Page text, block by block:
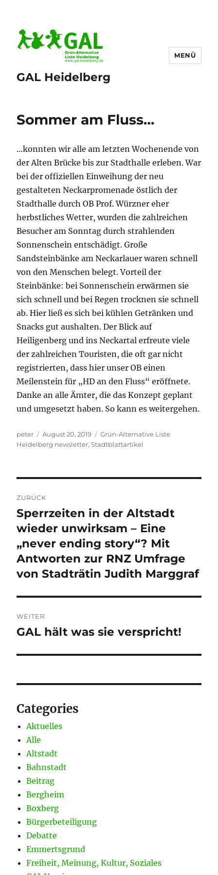
GAL Heidelberg
MENÜ
Sommer am Fluss…
…konnten wir alle am letzten Wochenende von
der Alten Brücke bis zur Stadthalle erleben. War
bei der offiziellen Einweihung der neu
gestalteten Neckarpromenade östlich der
Stadthalle durch OB Prof. Würzner eher
herbstliches Wetter, wurden die zahlreichen
Besucher am Sonntag durch strahlenden
Sonnenschein entschädigt. Große
Sandsteinbänke am Neckarlauer waren schnell
von den Menschen belegt. Vorteil der
Steinbänke: bei Sonnenschein erwärmen sie
sich schnell und bei Regen trocknen sie schnell
ab. Hier ließ es sich bei kühlen Getränken und
Snacks gut aushalten. Der Blick auf
Heiligenberg und ins Neckartal erfreute viele
der zahlreichen Touristen, die oft gar nicht
registrierten, dass hier unser OB einen
Meilenstein für „HD an den Fluss“ eröffnete.
Danke an alle Ämter, die das Konzept geplant
und umgesetzt haben. So kann es weitergehen.
Autor
peter
Veröffentlicht
am
August 20, 2019 Kategorien
Grün-Alternative Liste
Heidelberg newsletter,Stadtblattartikel
ZURÜCK
Vorheriger
Beitrag:
Sperrzeiten in der Altstadt
wieder unwirksam – Eine
„never ending story“? Mit
Antworten zur RNZ Umfrage
von Stadträtin Judith Marggraf
WEITER
Nächster
GAL hält was sie verspricht!
Categories
Aktuelles
Alle
Altstadt
Bahnstadt
Beitrag
Bergheim
Boxberg
Bürgerbeteiligung
Debatte
Emmertsgrund
Freiheit, Meinung, Kultur, Soziales